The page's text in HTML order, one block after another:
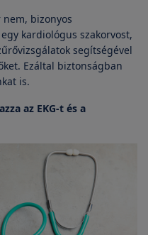
bizonyos
kardiológus szakorvost,
segítségével
Ezáltal biztonságban
is.
az EKG-t és a